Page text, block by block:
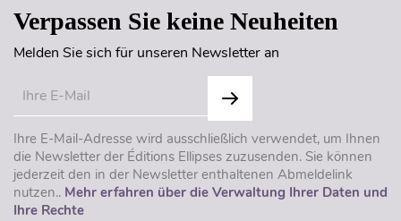
Verpassen Sie keine Neuheiten
Melden Sie sich für unseren Newsletter an
Ihre E-Mail-Adresse wird ausschließlich verwendet, um Ihnen
die Newsletter der Éditions Ellipses zuzusenden. Sie können
jederzeit den in der Newsletter enthaltenen Abmeldelink
nutzen.. Mehr erfahren über die Verwaltung Ihrer Daten und
Ihre Rechte